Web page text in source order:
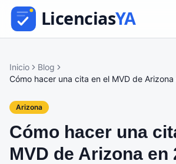
Inicio
Blog
Cómo hacer una cita en el MVD de
Arizona
Cómo hacer una
MVD de Arizona en